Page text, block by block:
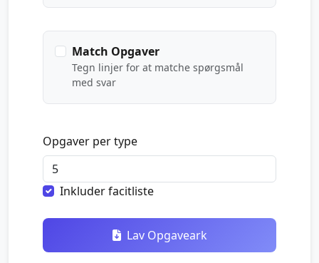
Match Opgaver
Tegn linjer for at matche spørgsmål
med svar
Opgaver per type
Inkluder facitliste
Lav Opgaveark